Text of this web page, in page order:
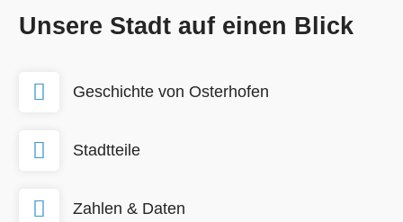
Unsere Stadt auf einen Blick
Geschichte von Osterhofen
Stadtteile
Zahlen & Daten